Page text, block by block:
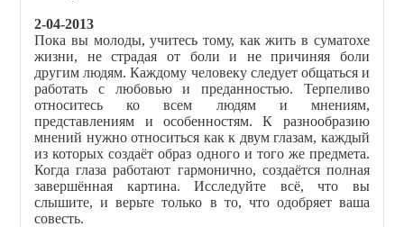
2-04-2013
Пока вы молоды, учитесь тому, как жить в суматохе
жизни, не страдая от боли и не причиняя боли
другим людям. Каждому человеку следует общаться и
работать с любовью и преданностью. Терпеливо
относитесь ко всем людям и мнениям,
представлениям и особенностям. К разнообразию
мнений нужно относиться как к двум глазам, каждый
из которых создаёт образ одного и того же предмета.
Когда глаза работают гармонично, создаётся полная
завершённая картина. Исследуйте всё, что вы
слышите, и верьте только в то, что одобряет ваша
совесть.